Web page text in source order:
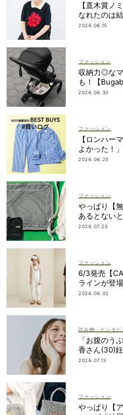
【直木賞ノ
なれたのは
なかったか
2026.06.15
ファッション
収納力◎な
も！【
2026.06.30
ファッション
【ロンハー
よかった！
2026.06.25
ファッション
やっぱり【
あるとない
上げアイテム
2026.07.23
ファッション
6/3発売【
ラインが登
おすすめ
2026.06.02
読み物・インタビ
「お腹のう
香さん(30)
「愛しいです
2026.07.13
ファッション
やっぱり【